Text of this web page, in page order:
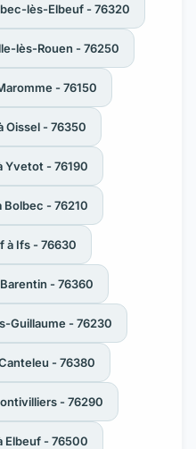
lès-Elbeuf - 76320
lès-Rouen - 76250
- 76150
Oissel - 76350
Yvetot - 76190
- 76210
à Ifs - 76630
- 76360
Guillaume - 76230
- 76380
- 76290
Elbeuf - 76500